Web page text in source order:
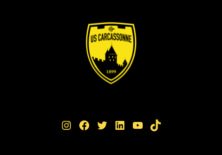
Instagram Facebook Twitter LinkedIn YouTube TikTok